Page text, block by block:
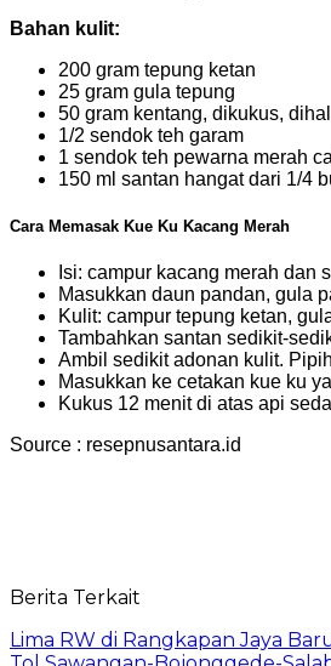
Bahan kulit:
200 gram tepung ketan
25 gram gula tepung
50 gram kentang, dikukus,
1/2 sendok teh garam
1 sendok teh pewarna merah
150 ml santan hangat dari 1/4
Cara Memasak Kue Ku Kacang Merah
Isi: campur kacang merah dan
Masukkan daun pandan, gula
Kulit: campur tepung ketan,
Tambahkan santan sedikit-
Ambil sedikit adonan kulit.
Masukkan ke cetakan kue ku
Kukus 12 menit di atas api
Source : resepnusantara.id
Berita Terkait
Lima RW di Rangkapan Jaya